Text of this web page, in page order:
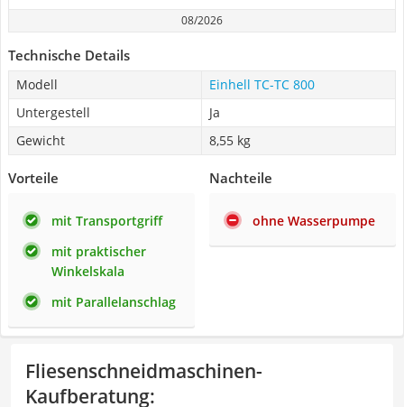
08/2026
Technische Details
Modell
Einhell TC-TC 800
Untergestell
Ja
Gewicht
8,55 kg
Vorteile
mit Transportgriff
mit praktischer
Winkelskala
mit Parallelanschlag
Nachteile
ohne Wasserpumpe
Fliesenschneidmaschinen-
Kaufberatung: